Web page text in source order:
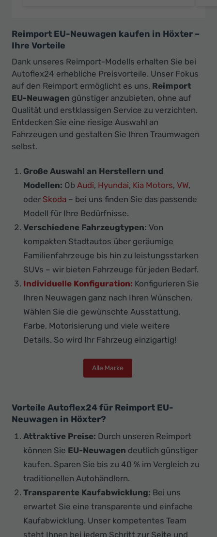
Reimport EU-Neuwagen kaufen in Höxter –
Ihre Vorteile
Dank unseres Reimport-Modells erhalten Sie bei
Autoflex24 erhebliche Preisvorteile. Unser Fokus
auf den Reimport ermöglicht es uns, Reimport
EU-Neuwagen günstiger anzubieten, ohne auf
Qualität und erstklassigen Service zu verzichten.
Entdecken Sie eine riesige Auswahl an
Fahrzeugen und gestalten Sie Ihren Traumwagen
selbst.
Große Auswahl an Herstellern und
Modellen: Ob Audi, Hyundai, Kia Motors, VW,
oder Skoda – bei uns finden Sie das passende
Modell für Ihre Bedürfnisse.
Verschiedene Fahrzeugtypen: Von
kompakten Stadtautos über geräumige
Familienfahrzeuge bis hin zu leistungsstarken
SUVs – wir bieten Fahrzeuge für jeden Bedarf.
Individuelle Konfiguration: Konfigurieren Sie
Ihren Neuwagen ganz nach Ihren Wünschen.
Wählen Sie die gewünschte Ausstattung,
Farbe, Motorisierung und viele weitere
Details. So wird Ihr Fahrzeug einzigartig!
Alle Marke
Vorteile Autoflex24 für Reimport EU-
Neuwagen in Höxter?
Attraktive Preise: Durch unseren Reimport
können Sie EU-Neuwagen deutlich günstiger
kaufen. Sparen Sie bis zu 40 % im Vergleich zu
traditionellen Autohändlern.
Transparente Kaufabwicklung: Bei uns
erwartet Sie eine transparente und einfache
Kaufabwicklung. Unser kompetentes Team
steht Ihnen bei jedem Schritt zur Seite und